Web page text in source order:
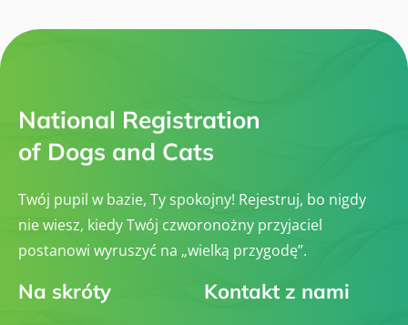
National Registration
of Dogs and Cats
Twój pupil w bazie, Ty spokojny! Rejestruj, bo nigdy
nie wiesz, kiedy Twój czworonożny przyjaciel
postanowi wyruszyć na „wielką przygodę”.
Na skróty Kontakt z nami